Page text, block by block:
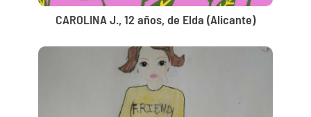
CAROLINA J., 12 años, de Elda (Alicante)